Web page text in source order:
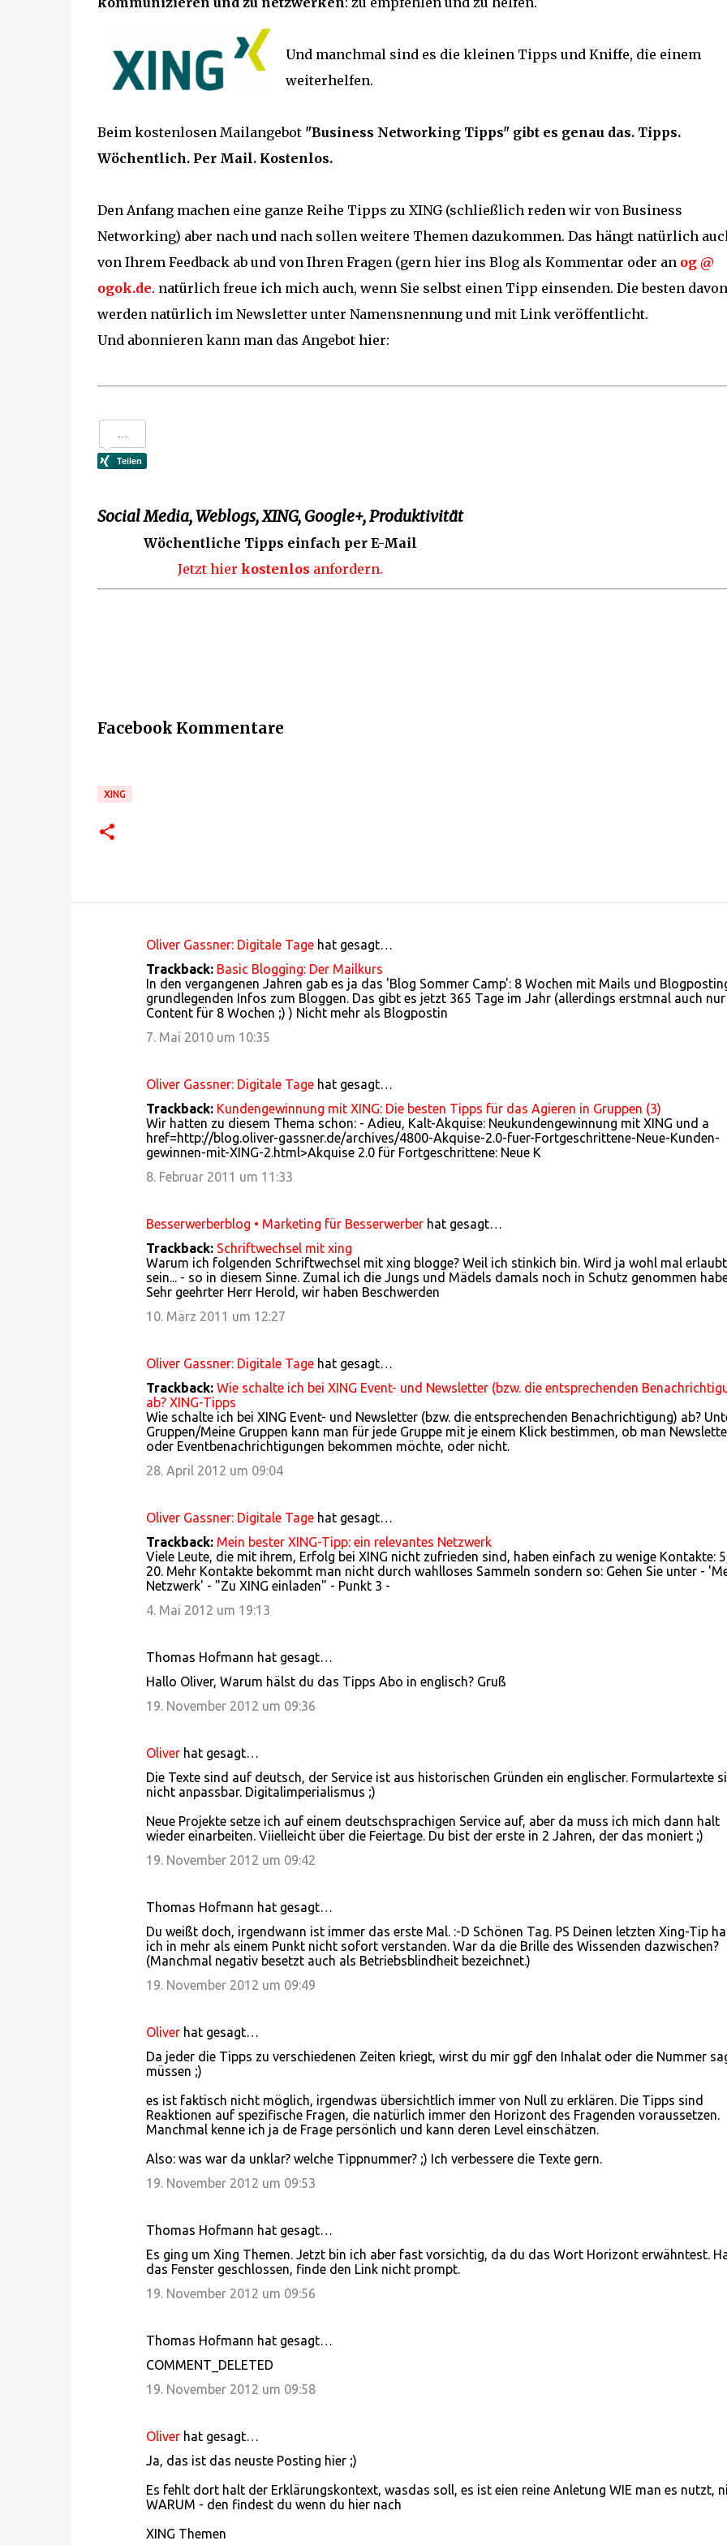
Und manchmal sind es die kleinen Tipps und Kniffe, die einem
weiterhelfen.
Beim kostenlosen Mailangebot "Business Networking Tipps" gibt es genau das. Tipps.
Wöchentlich. Per Mail. Kostenlos.
Den Anfang machen eine ganze Reihe Tipps zu XING (schließlich reden wir von Business
Networking) aber nach und nach sollen weitere Themen dazukommen. Das hängt natürlich
von Ihrem Feedback ab und von Ihren Fragen (gern hier ins Blog als Kommentar oder an og @
ogok.de. natürlich freue ich mich auch, wenn Sie selbst einen Tipp einsenden. Die besten davon
werden natürlich im Newsletter unter Namensnennung und mit Link veröffentlicht.
Und abonnieren kann man das Angebot hier:
Social Media, Weblogs, XING, Google+, Produktivität
Wöchentliche Tipps einfach per E-Mail
Jetzt hier kostenlos anfordern.
Facebook Kommentare
XING
Oliver Gassner: Digitale Tagehat gesagt…
Trackback: Basic Blogging: Der Mailkurs
In den vergangenen Jahren gab es ja das 'Blog Sommer Camp': 8 Wochen mit Mails und
grundlegenden Infos zum Bloggen. Das gibt es jetzt 365 Tage im Jahr (allerdings erstmnal auch
Content für 8 Wochen ;) ) Nicht mehr als Blogpostin
7. Mai 2010 um 10:35
Oliver Gassner: Digitale Tagehat gesagt…
Trackback: Kundengewinnung mit XING: Die besten Tipps für das Agieren in Gruppen (3)
Wir hatten zu diesem Thema schon: - Adieu, Kalt-Akquise: Neukundengewinnung mit XING und a
href=http://blog.oliver-gassner.de/archives/4800-Akquise-2.0-fuer-Fortgeschrittene-Neue-Kunden-
gewinnen-mit-XING-2.html>Akquise 2.0 für Fortgeschrittene: Neue K
8. Februar 2011 um 11:33
Besserwerberblog • Marketing für Besserwerberhat gesagt…
Trackback: Schriftwechsel mit xing
Warum ich folgenden Schriftwechsel mit xing blogge? Weil ich stinkich bin. Wird ja wohl mal erlaubt
sein... - so in diesem Sinne. Zumal ich die Jungs und Mädels damals noch in Schutz genommen
Sehr geehrter Herr Herold, wir haben Beschwerden
10. März 2011 um 12:27
Oliver Gassner: Digitale Tagehat gesagt…
Trackback: Wie schalte ich bei XING Event- und Newsletter (bzw. die entsprechenden
ab? XING-Tipps
Wie schalte ich bei XING Event- und Newsletter (bzw. die entsprechenden Benachrichtigung) ab?
Gruppen/Meine Gruppen kann man für jede Gruppe mit je einem Klick bestimmen, ob man
oder Eventbenachrichtigungen bekommen möchte, oder nicht.
28. April 2012 um 09:04
Oliver Gassner: Digitale Tagehat gesagt…
Trackback: Mein bester XING-Tipp: ein relevantes Netzwerk
Viele Leute, die mit ihrem, Erfolg bei XING nicht zufrieden sind, haben einfach zu wenige Kontakte:
20. Mehr Kontakte bekommt man nicht durch wahlloses Sammeln sondern so: Gehen Sie unter -
Netzwerk' - "Zu XING einladen" - Punkt 3 -
4. Mai 2012 um 19:13
Thomas Hofmann hat gesagt…
Hallo Oliver, Warum hälst du das Tipps Abo in englisch? Gruß
19. November 2012 um 09:36
Oliverhat gesagt…
Die Texte sind auf deutsch, der Service ist aus historischen Gründen ein englischer. Formulartexte
nicht anpassbar. Digitalimperialismus ;)
Neue Projekte setze ich auf einem deutschsprachigen Service auf, aber da muss ich mich dann halt
wieder einarbeiten. Viielleicht über die Feiertage. Du bist der erste in 2 Jahren, der das moniert ;)
19. November 2012 um 09:42
Thomas Hofmann hat gesagt…
Du weißt doch, irgendwann ist immer das erste Mal. :-D Schönen Tag. PS Deinen letzten Xing-Tip
ich in mehr als einem Punkt nicht sofort verstanden. War da die Brille des Wissenden dazwischen?
(Manchmal negativ besetzt auch als Betriebsblindheit bezeichnet.)
19. November 2012 um 09:49
Oliverhat gesagt…
Da jeder die Tipps zu verschiedenen Zeiten kriegt, wirst du mir ggf den Inhalat oder die Nummer
müssen ;)
es ist faktisch nicht möglich, irgendwas übersichtlich immer von Null zu erklären. Die Tipps sind
Reaktionen auf spezifische Fragen, die natürlich immer den Horizont des Fragenden voraussetzen.
Manchmal kenne ich ja de Frage persönlich und kann deren Level einschätzen.
Also: was war da unklar? welche Tippnummer? ;) Ich verbessere die Texte gern.
19. November 2012 um 09:53
Thomas Hofmann hat gesagt…
Es ging um Xing Themen. Jetzt bin ich aber fast vorsichtig, da du das Wort Horizont erwähntest.
das Fenster geschlossen, finde den Link nicht prompt.
19. November 2012 um 09:56
Thomas Hofmann hat gesagt…
COMMENT_DELETED
19. November 2012 um 09:58
Oliverhat gesagt…
Ja, das ist das neuste Posting hier ;)
Es fehlt dort halt der Erklärungskontext, wasdas soll, es ist eien reine Anletung WIE man es nutzt,
WARUM - den findest du wenn du hier nach
XING Themen